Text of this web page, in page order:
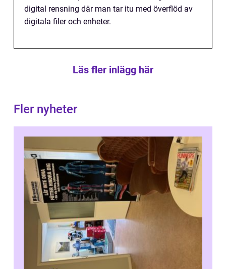
digital rensning där man tar itu med överflöd av
digitala filer och enheter.
Läs fler inlägg här
Fler nyheter